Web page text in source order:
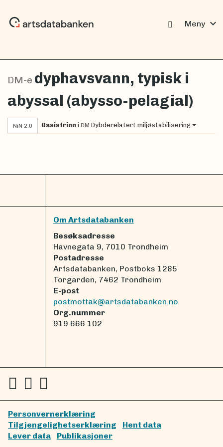
Meny expand_more
DM-e dyphavsvann, typisk i
abyssal (abysso-pelagial)
NiN 2.0 Basistrinn i DM Dybderelatert miljøstabilisering
Om Artsdatabanken
Besøksadresse
Havnegata 9, 7010 Trondheim
Postadresse
Artsdatabanken, Postboks 1285
Torgarden, 7462 Trondheim
E-post
postmottak@artsdatabanken.no
Org.nummer
919 666 102
Personvernerklæring
Tilgjengelighetserklæring
Hent data
Lever data
Publikasjoner